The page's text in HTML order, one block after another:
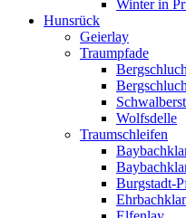
Winter in
Hunsrück
Geierlay
Traumpfade
Wolfsdelle
Traumschleifen
Burgstadt-